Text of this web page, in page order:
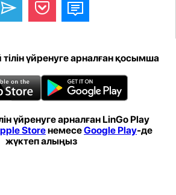
үйренуге арналған қосымша
үйренуге арналған LinGo Play
StoreнемесеGoogle Play-де
жүктеп алыңыз